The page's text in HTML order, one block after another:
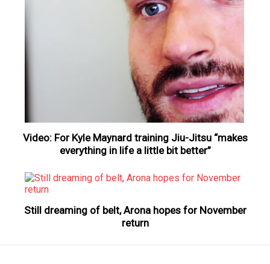
Video: For Kyle Maynard training Jiu-Jitsu “makes
everything in life a little bit better”
Still dreaming of belt, Arona hopes for November
return